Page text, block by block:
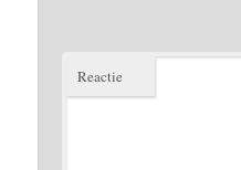
Reactie